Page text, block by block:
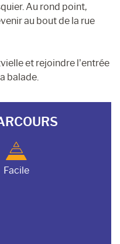
Au rond point,
au bout de la rue
et rejoindre l’entrée
balade.
Facile